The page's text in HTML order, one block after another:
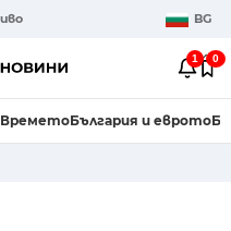
BG
1 0
ВреметоБългария и еврото